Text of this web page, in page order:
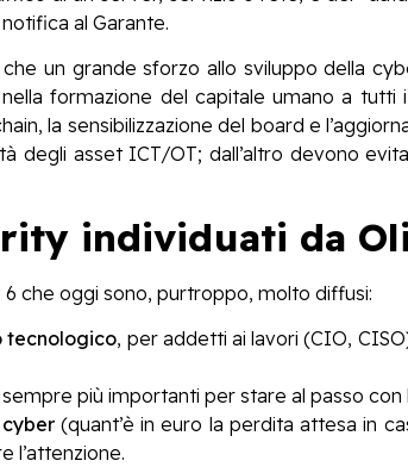
al Garante.
un grande sforzo allo sviluppo della
formazione del capitale umano a tutti
la sensibilizzazione del board e
degli asset ICT/OT; dall’altro devono
individuati da
che oggi sono, purtroppo, molto diffusi:
tecnologico, per addetti ai lavori (CIO,
più importanti per stare al passo con
(quant’è in euro la perdita attesa in
l’attenzione.